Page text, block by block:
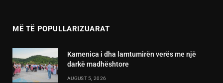
MË TË POPULLARIZUARAT
Kamenica i dha lamtumirën verës me një
darkë madhështore
AUGUST 5, 2026